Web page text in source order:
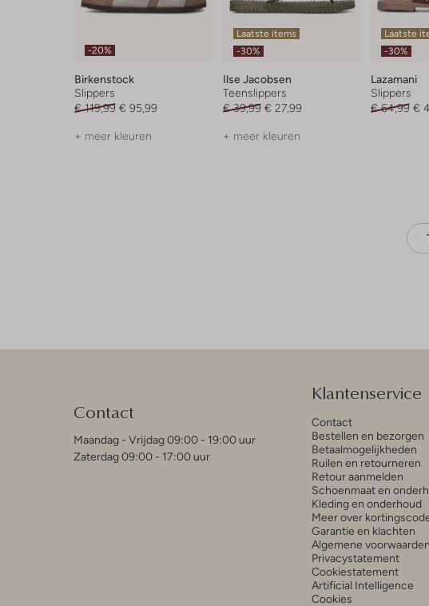
-20%
Birkenstock
Slippers
€ 119,99 € 95,99
+ meer kleuren
Laatste items
-30%
Ilse Jacobsen
Teenslippers
€ 39,99 € 27,99
+ meer kleuren
Laatste
-30%
Lazamani
Slippers
€ 64,99 €
Contact
Maandag - Vrijdag 09:00 - 19:00 uur
Zaterdag 09:00 - 17:00 uur
Klantenservice
Contact
Bestellen en bezorgen
Betaalmogelijkheden
Ruilen en retourneren
Retour aanmelden
Schoenmaat en
Kleding en onderhoud
Meer over
Garantie en klachten
Algemene voorwaarden
Privacystatement
Cookiestatement
Artificial Intelligence
Cookies